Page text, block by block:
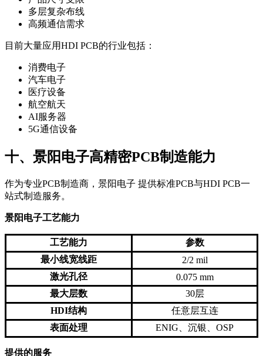
多层复杂布线
高频通信需求
目前大量应用HDI PCB的行业包括：
消费电子
汽车电子
医疗设备
航空航天
AI服务器
5G通信设备
十、景阳电子高精密PCB制造能力
作为专业PCB制造商，景阳电子 提供标准PCB与HDI PCB一
站式制造服务。
景阳电子工艺能力
工艺能力
参数
最小线宽线距
2/2 mil
激光孔径
0.075 mm
最大层数
30层
HDI结构
任意层互连
表面处理
ENIG、沉银、OSP
提供的服务